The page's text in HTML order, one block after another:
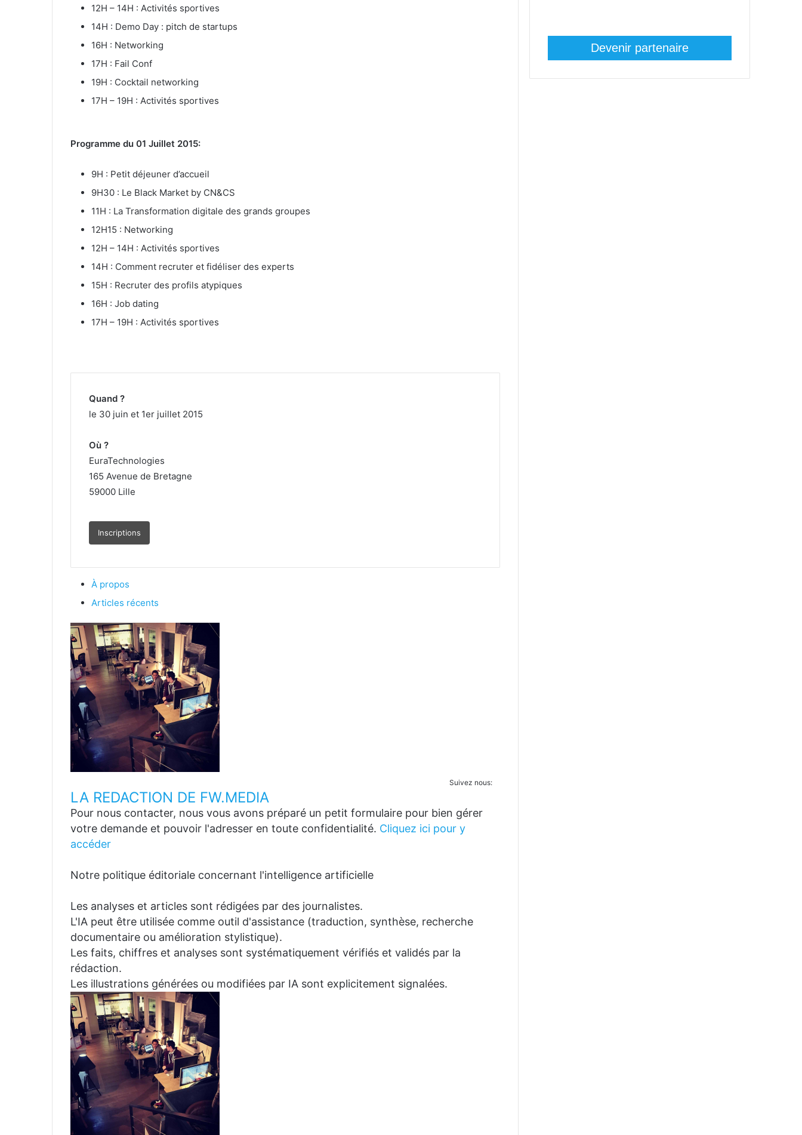
12H – 14H : Activités sportives
14H : Demo Day : pitch de startups
16H : Networking
17H : Fail Conf
19H : Cocktail networking
17H – 19H : Activités sportives
Programme du 01 Juillet 2015:
9H : Petit déjeuner d’accueil
9H30 : Le Black Market by CN&CS
11H : La Transformation digitale des grands groupes
12H15 : Networking
12H – 14H : Activités sportives
14H : Comment recruter et fidéliser des experts
15H : Recruter des profils atypiques
16H : Job dating
17H – 19H : Activités sportives
Quand ?
le 30 juin et 1er juillet 2015
Où ?
EuraTechnologies
165 Avenue de Bretagne
59000 Lille
Inscriptions
À propos
Articles récents
Suivez nous:
LA REDACTION DE FW.MEDIA
Pour nous contacter, nous vous avons préparé un petit formulaire pour bien gérer
votre demande et pouvoir l'adresser en toute confidentialité. Cliquez ici pour y
accéder
Notre politique éditoriale concernant l'intelligence artificielle
Les analyses et articles sont rédigées par des journalistes.
L'IA peut être utilisée comme outil d'assistance (traduction, synthèse, recherche
documentaire ou amélioration stylistique).
Les faits, chiffres et analyses sont systématiquement vérifiés et validés par la
rédaction.
Les illustrations générées ou modifiées par IA sont explicitement signalées.
Devenir partenaire